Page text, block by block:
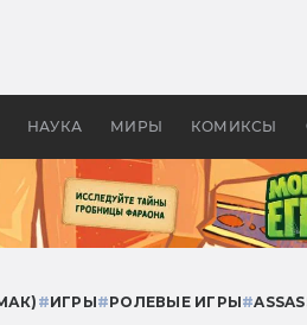
НАУКА МИРЫ КОМИКСЫ
бы «Властелина колец»
#ИГРЫ#РОЛЕВЫЕ ИГРЫ#